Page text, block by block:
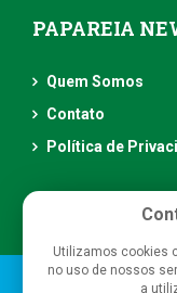
PAPAREIA
Quem Somos
Contato
Política de
Papareia
Utilizamos cookies
no uso de nossos
a